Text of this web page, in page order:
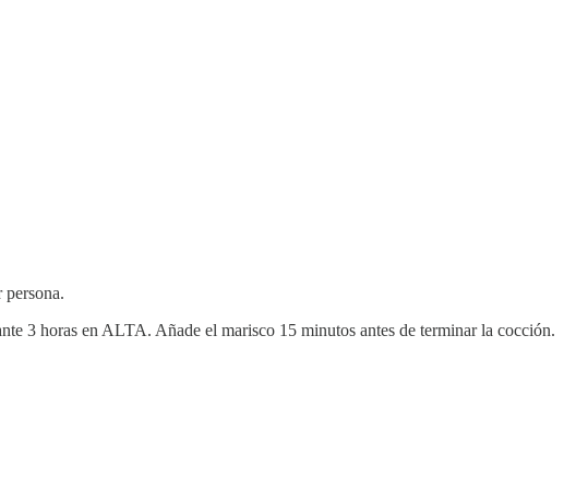
persona.
3 horas en ALTA. Añade el marisco 15 minutos antes de terminar la cocción.